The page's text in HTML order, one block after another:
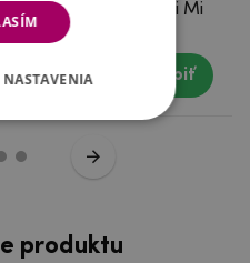
pre mobil Xiaomi Mi
Pro 5G
Kúpiť
produktu